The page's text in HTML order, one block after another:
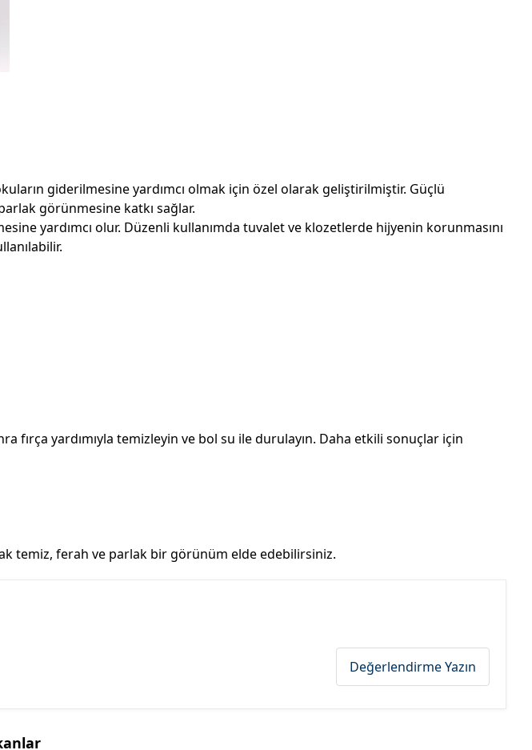
giderilmesine yardımcı olmak için özel olarak geliştirilmiştir. Güçlü
görünmesine katkı sağlar.
yardımcı olur. Düzenli kullanımda tuvalet ve klozetlerde hijyenin korunmasını
fırça yardımıyla temizleyin ve bol su ile durulayın. Daha etkili sonuçlar için
temiz, ferah ve parlak bir görünüm elde edebilirsiniz.
Değerlendirme Yazın